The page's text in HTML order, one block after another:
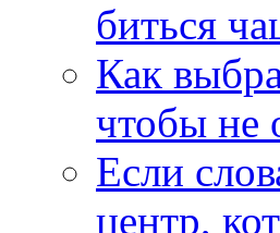
биться
Как
чтобы не
Если
центр,